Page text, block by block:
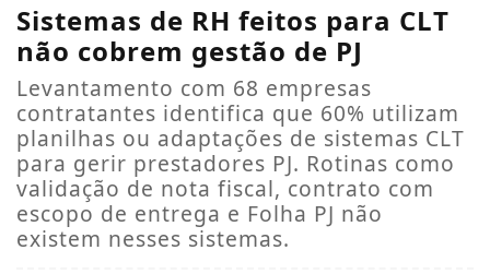
Sistemas de RH feitos para CLT
não cobrem gestão de PJ
Levantamento com 68 empresas
contratantes identifica que 60% utilizam
planilhas ou adaptações de sistemas CLT
para gerir prestadores PJ. Rotinas como
validação de nota fiscal, contrato com
escopo de entrega e Folha PJ não
existem nesses sistemas.